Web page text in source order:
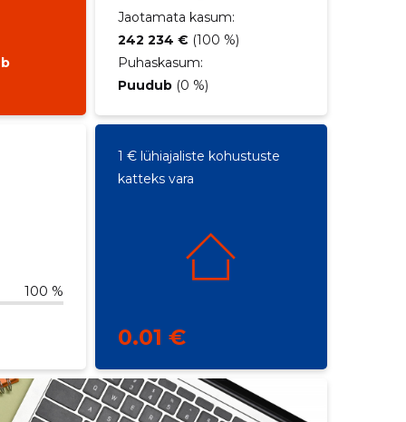
Jaotamata kasum:
242 234 € (100 %)
Puhaskasum:
Puudub(0 %)
100 %
1 € lühiajaliste kohustuste
katteks vara
0.01 €